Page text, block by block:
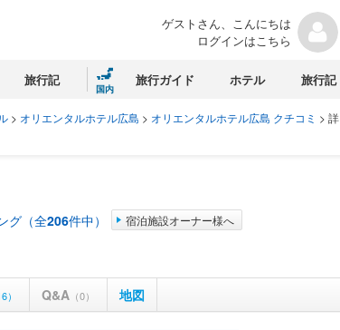
ゲストさん、こんにちは
ログインはこちら
旅行記
国内
旅行ガイド ホテル 旅行記
> オリエンタルホテル広島 > オリエンタルホテル広島 クチコミ > 詳
グ（全206件中） 宿泊施設オーナー様へ
） Q&A （0） 地図